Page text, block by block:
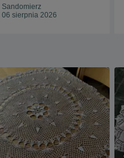
Sandomierz
06 sierpnia 2026